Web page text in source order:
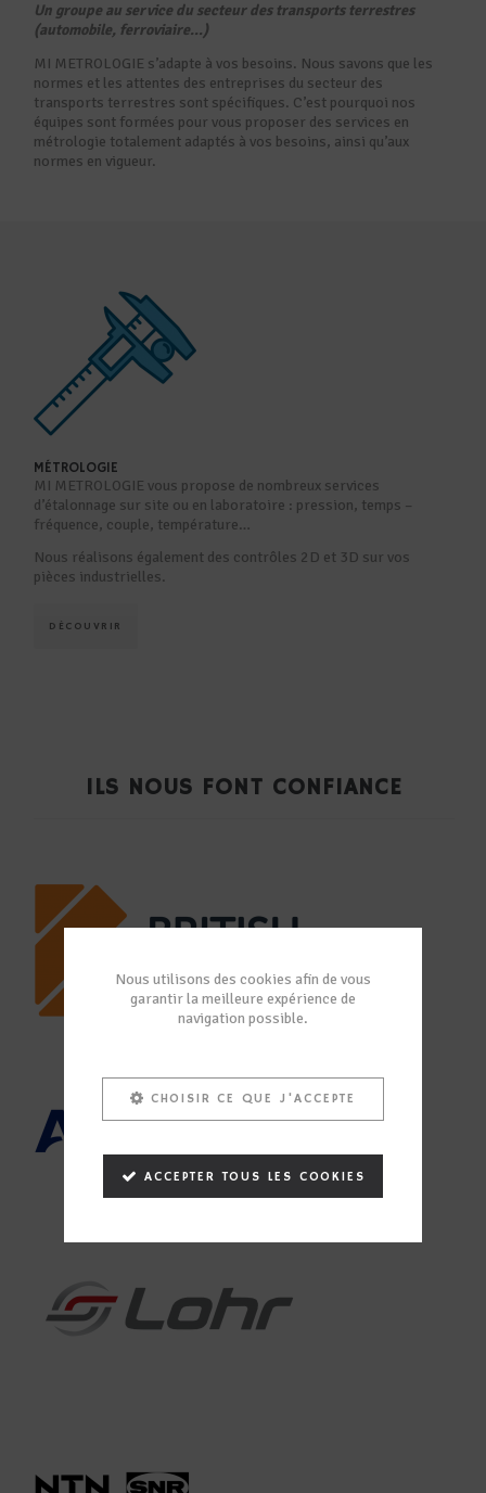
Nous utilisons des cookies afin de vous
garantir la meilleure expérience de
navigation possible.
CHOISIR CE QUE J'ACCEPTE
ACCEPTER TOUS LES COOKIES
Un groupe au service du secteur des transports terrestres
(automobile, ferroviaire…)
MI METROLOGIE s’adapte à vos besoins. Nous savons que les
normes et les attentes des entreprises du secteur des
transports terrestres sont spécifiques. C’est pourquoi nos
équipes sont formées pour vous proposer des services en
métrologie totalement adaptés à vos besoins, ainsi qu’aux
normes en vigueur.
MÉTROLOGIE
MI METROLOGIE vous propose de nombreux services
d’étalonnage sur site ou en laboratoire : pression, temps –
fréquence, couple, température…
Nous réalisons également des contrôles 2D et 3D sur vos
pièces industrielles.
DÉCOUVRIR
ILS NOUS FONT CONFIANCE